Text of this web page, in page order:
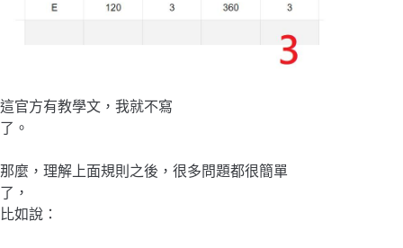
這官方有教學文，我就不寫
了。
那麼，理解上面規則之後，很多問題都很簡單
了，
比如說：